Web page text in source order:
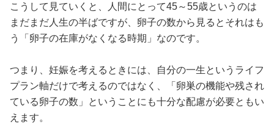
こうして見ていくと、人間にとって45～55歳というのは
まだまだ人生の半ばですが、卵子の数から見るとそれはも
う「卵子の在庫がなくなる時期」なのです。
つまり、妊娠を考えるときには、自分の一生というライフ
プラン軸だけで考えるのではなく、「卵巣の機能や残され
ている卵子の数」ということにも十分な配慮が必要ともい
えます。